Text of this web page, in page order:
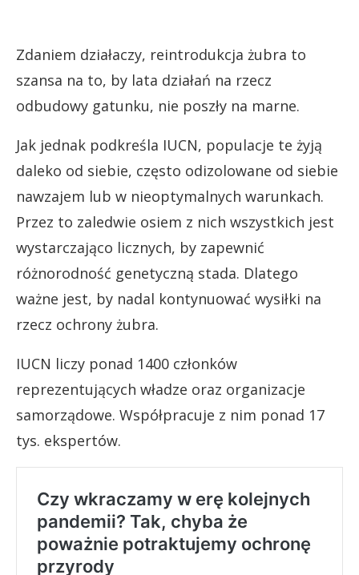
Zdaniem działaczy, reintrodukcja żubra to
szansa na to, by lata działań na rzecz
odbudowy gatunku, nie poszły na marne.
Jak jednak podkreśla IUCN, populacje te żyją
daleko od siebie, często odizolowane od siebie
nawzajem lub w nieoptymalnych warunkach.
Przez to zaledwie osiem z nich wszystkich jest
wystarczająco licznych, by zapewnić
różnorodność genetyczną stada. Dlatego
ważne jest, by nadal kontynuować wysiłki na
rzecz ochrony żubra.
IUCN liczy ponad 1400 członków
reprezentujących władze oraz organizacje
samorządowe. Współpracuje z nim ponad 17
tys. ekspertów.